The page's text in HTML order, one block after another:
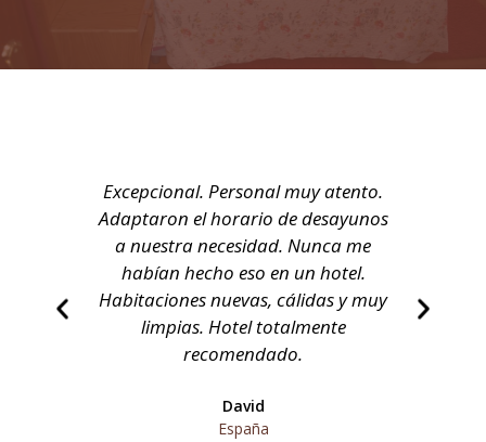
Excepcional. Personal muy atento.
Adaptaron el horario de desayunos
a nuestra necesidad. Nunca me
habían hecho eso en un hotel.
Habitaciones nuevas, cálidas y muy
limpias. Hotel totalmente
recomendado.
David
España